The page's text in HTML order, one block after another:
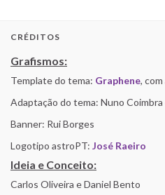
CRÉDITOS
Grafismos:
Template do tema: Graphene,
Adaptação do tema: Nuno
Banner: Rui Borges
Logotipo astroPT: José Raeiro
Ideia e Conceito:
Carlos Oliveira e Daniel Bento